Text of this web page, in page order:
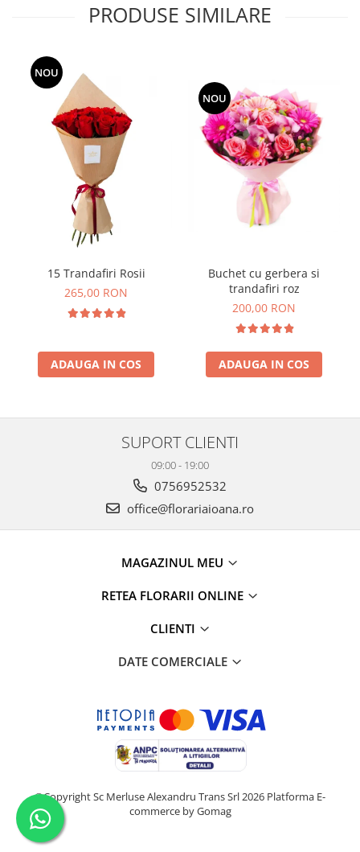
PRODUSE SIMILARE
NOU
15 Trandafiri Rosii
265,00 RON
ADAUGA IN COS
NOU
Buchet cu gerbera si
trandafiri roz
200,00 RON
ADAUGA IN COS
SUPORT CLIENTI
09:00 - 19:00
0756952532
office@florariaioana.ro
MAGAZINUL MEU
RETEA FLORARII ONLINE
CLIENTI
DATE COMERCIALE
©Copyright Sc Merluse Alexandru Trans Srl 2026 Platforma E-
commerce by Gomag